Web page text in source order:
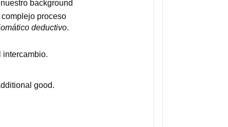
background
proceso
deductivo.
intercambio.
good.